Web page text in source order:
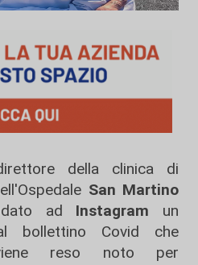
della clinica di
San Martino
ad Instagram un
bollettino Covid che
viene reso noto per